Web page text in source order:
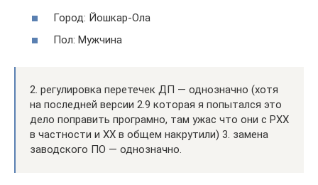
Город: Йошкар-Ола
Пол: Мужчина
2. регулировка перетечек ДП — однозначно (хотя
на последней версии 2.9 которая я попытался это
дело поправить програмно, там ужас что они с РХХ
в частности и ХХ в общем накрутили) 3. замена
заводского ПО — однозначно.